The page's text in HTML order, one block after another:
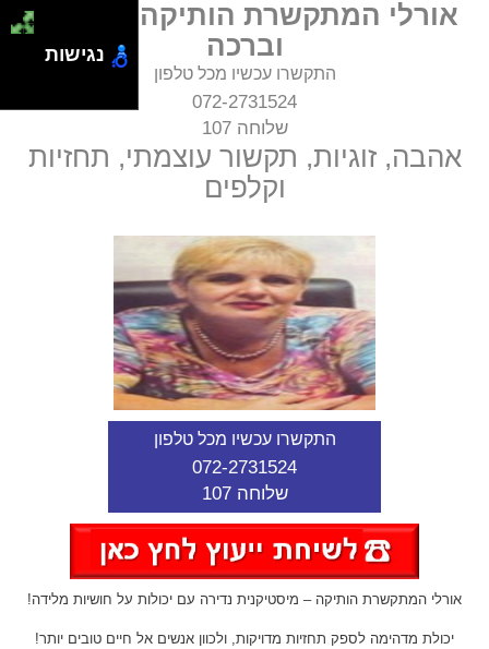
אורלי המתקשרת הותיקה – אהבה
וברכה
התקשרו עכשיו מכל טלפון
072-2731524
שלוחה 107
אהבה, זוגיות, תקשור עוצמתי, תחזיות
וקלפים
התקשרו עכשיו מכל טלפון
072-2731524
שלוחה 107
אורלי המתקשרת הותיקה – מיסטיקנית נדירה עם יכולות על חושיות מלידה!
יכולת מדהימה לספק תחזיות מדויקות, ולכוון אנשים אל חיים טובים יותר!
נגישות